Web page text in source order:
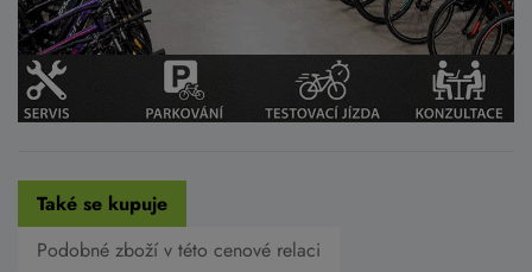
Také se kupuje
Podobné zboží v této cenové relaci